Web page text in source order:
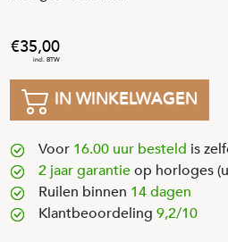
35,00
IN WINKELWAGEN
Voor 16.00 uur besteld is
2 jaar garantieop horloges
Ruilen binnen 14 dagen
Klantbeoordeling 9,2/10